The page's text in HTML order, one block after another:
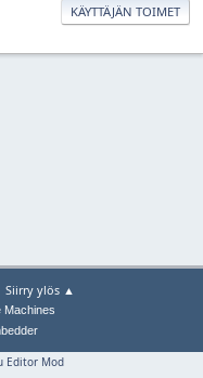
KÄYTTÄJÄN TOIMET
Siirry ylös ▲
Machines
Editor Mod